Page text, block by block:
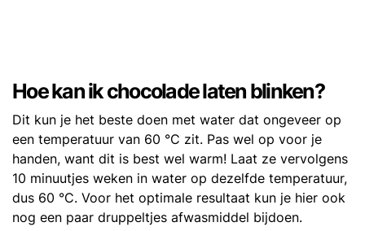
Hoe kan ik chocolade laten blinken?
Dit kun je het beste doen met water dat ongeveer op
een temperatuur van 60 °C zit. Pas wel op voor je
handen, want dit is best wel warm! Laat ze vervolgens
10 minuutjes weken in water op dezelfde temperatuur,
dus 60 °C. Voor het optimale resultaat kun je hier ook
nog een paar druppeltjes afwasmiddel bijdoen.